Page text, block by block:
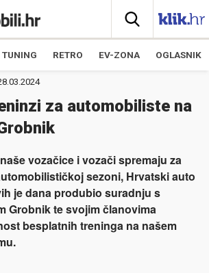
TUNING RETRO EV-ZONA OGLASNIK
za automobiliste na
vozačice i vozači spremaju za
sezoni, Hrvatski auto
je dana produbio suradnju s
Grobnik te svojim članovima
besplatnih treninga na našem